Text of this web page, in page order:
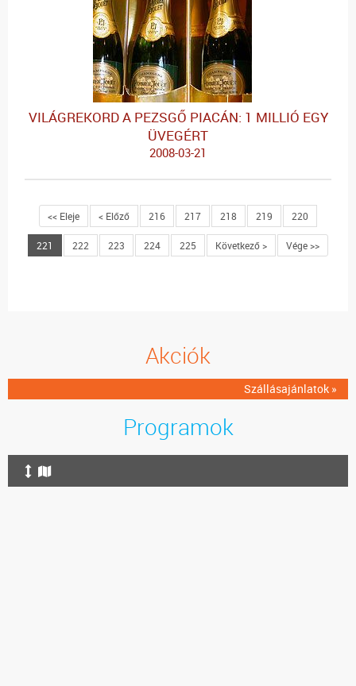
VILÁGREKORD A PEZSGŐ PIACÁN: 1 MILLIÓ EGY
ÜVEGÉRT
2008-03-21
<< Eleje < Előző 216 217 218 219 220
221 222 223 224 225 Következő > Vége >>
Akciók
Szállásajánlatok »
Programok